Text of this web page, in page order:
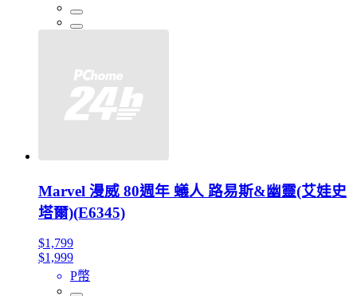
Marvel 漫威 80週年 蟻人 路易斯&幽靈(艾娃史
塔爾)(E6345)
$1,799
$1,999
P幣